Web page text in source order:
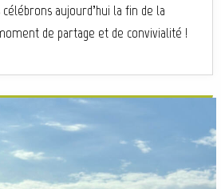
aujourd’hui la fin de la
de partage et de convivialité !